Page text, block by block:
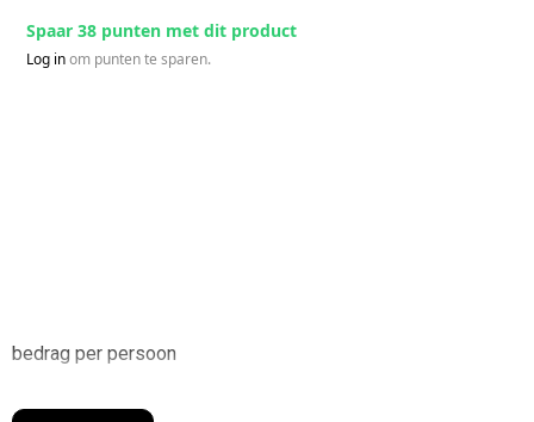
Spaar 38 punten met dit product
Log inom punten te sparen.
bedrag per persoon